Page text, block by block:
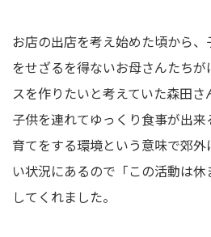
お店の出店を考え始めた頃から
をせざるを得ないお母さんたち
スを作りたいと考えていた森田さ
子供を連れてゆっくり食事が出
育てをする環境という意味で郊
い状況にあるので「この活動は
してくれました。